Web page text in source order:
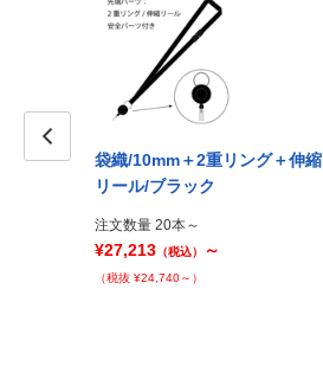
袋織/10mm＋2重リング＋伸縮
リール/ブラック
注文数量 20本～
¥27,213 （税込） ～
（税抜 ¥24,740～）